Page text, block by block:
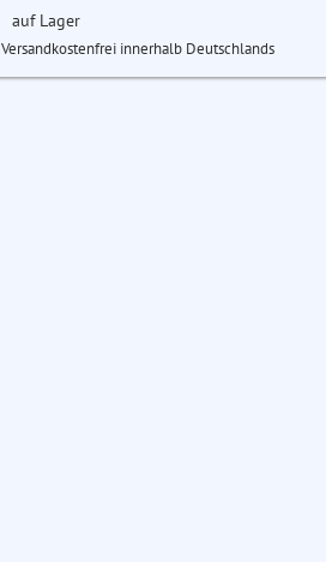
auf Lager
Versandkostenfrei innerhalb Deutschlands